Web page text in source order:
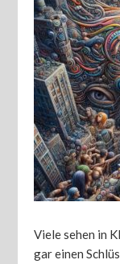
Viele sehen in
gar einen